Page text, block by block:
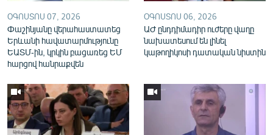
ՕԳՈՍՏՈՍ 07, 2026
Փաշինյանը վերահաստատեց
Երևանի հավատարմությունը
ԵԱՏՄ-ին, կրկին բացառեց ԵՄ
հարցով հանրաքվեն
ՕԳՈՍՏՈՍ 06, 2026
ԱԺ ընդդիմադիր ուժերը վաղը
նախատեսում են լինել
կաթողիկոսի դատական նիստին